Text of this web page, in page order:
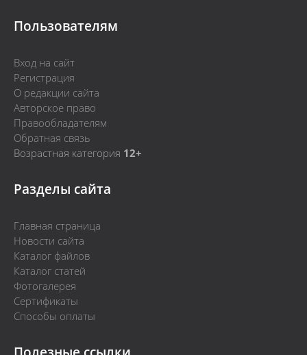
Пользователям
Вход на сайт
Регистрация
О редакции сайта
Авторское право
Правообладателям
Обратная связь
Возрастная категория 12+
Разделы сайта
Главная страница
Новости сайта
Каталог файлов
Каталог статей
Фотогалерея
Сертификаты
Способы оплаты